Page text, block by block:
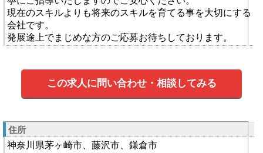
現在のスキルよりも将来のスキルを育てる事を大切にする
会社です。
発展途上でまじめな方のご応募お待ちしております。
この求人に問い合わせ・相談してみる
住所
神奈川県茅ヶ崎市、藤沢市、鎌倉市